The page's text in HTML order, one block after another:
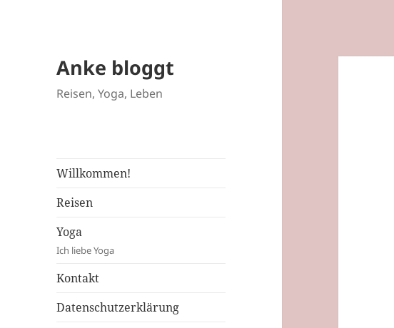
Anke bloggt
Reisen, Yoga, Leben
Willkommen!
Reisen
Yoga
Ich liebe Yoga
Kontakt
Datenschutzerklärung